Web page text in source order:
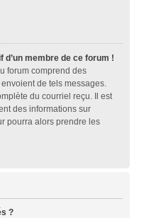
d’un membre de ce forum !
forum comprend des
de tels messages.
du courriel reçu. Il est
des informations sur
pourra alors prendre les
?